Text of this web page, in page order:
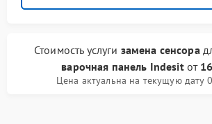
Стоимость услуги замена сенсора
варочная панель Indesitот
Цена актуальна на текущую дату